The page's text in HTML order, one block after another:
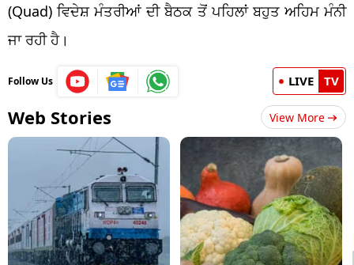
(Quad) ਵਿਦੇਸ਼ ਮੰਤਰੀਆਂ ਦੀ ਬੈਠਕ ਤੋਂ ਪਹਿਲਾਂ ਬਹੁਤ ਅਹਿਮ ਮੰਨੀ
ਜਾ ਰਹੀ ਹੈ।
Follow Us LIVE TV
Web Stories View More